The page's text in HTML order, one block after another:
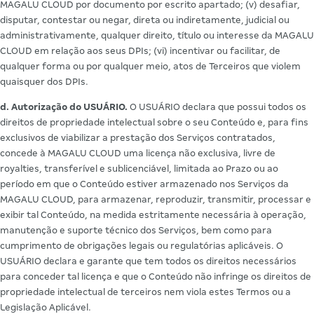
MAGALU CLOUD por documento por escrito apartado; (v) desafiar,
disputar, contestar ou negar, direta ou indiretamente, judicial ou
administrativamente, qualquer direito, título ou interesse da MAGALU
CLOUD em relação aos seus DPIs; (vi) incentivar ou facilitar, de
qualquer forma ou por qualquer meio, atos de Terceiros que violem
quaisquer dos DPIs.
d. Autorização do USUÁRIO. O USUÁRIO declara que possui todos os
direitos de propriedade intelectual sobre o seu Conteúdo e, para fins
exclusivos de viabilizar a prestação dos Serviços contratados,
concede à MAGALU CLOUD uma licença não exclusiva, livre de
royalties, transferível e sublicenciável, limitada ao Prazo ou ao
período em que o Conteúdo estiver armazenado nos Serviços da
MAGALU CLOUD, para armazenar, reproduzir, transmitir, processar e
exibir tal Conteúdo, na medida estritamente necessária à operação,
manutenção e suporte técnico dos Serviços, bem como para
cumprimento de obrigações legais ou regulatórias aplicáveis. O
USUÁRIO declara e garante que tem todos os direitos necessários
para conceder tal licença e que o Conteúdo não infringe os direitos de
propriedade intelectual de terceiros nem viola estes Termos ou a
Legislação Aplicável.